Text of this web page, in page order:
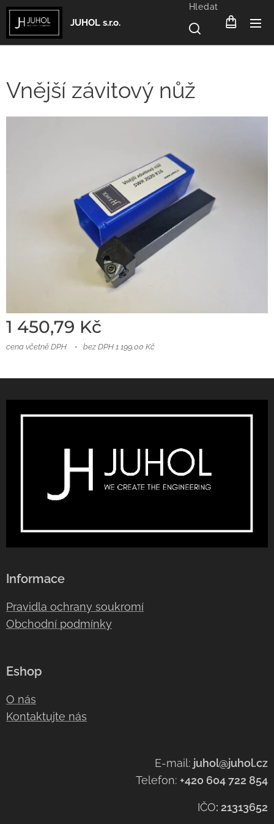
JUHOL s.r.o.
Hledat
Vnější závitový nůž
1 450,79 Kč
cena včetně DPH bez DPH 1 199,00 Kč
Informace
Pravidla ochrany soukromí
Obchodní podmínky
Eshop
O nás
Kontaktujte nás
E-mail: juhol@juhol.cz
Telefon: +420 604 722 854
IČO: 21313652